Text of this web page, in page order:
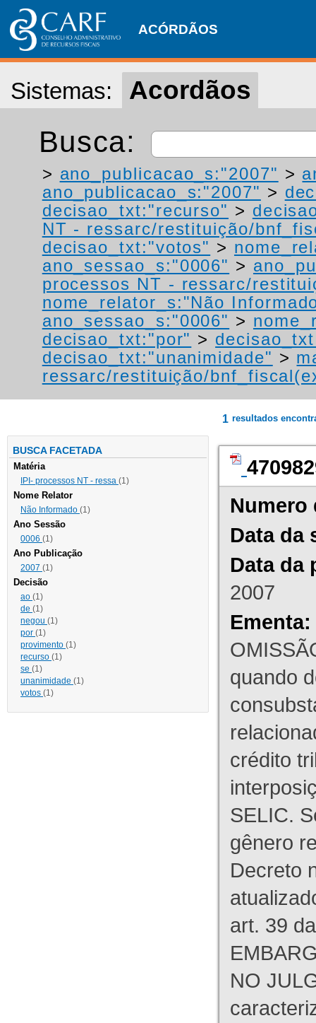
ACÓRDÃOS
Sistemas: Acordãos
Busca:
> ano_publicacao_s:"2007" >
ano_publicacao_s:"2007" >
decisao_txt:"recurso" >
NT - ressarc/restituição/
decisao_txt:"votos" >
ano_sessao_s:"0006" >
processos NT - ressarc/
nome_relator_s:"Não
ano_sessao_s:"0006" >
decisao_txt:"por" >
decisao_txt:"unanimidade" >
ressarc/restituição/
BUSCA FACETADA
Matéria
IPI- processos NT - ressa (1)
Nome Relator
Não Informado (1)
Ano Sessão
0006 (1)
Ano Publicação
2007 (1)
Decisão
ao (1)
de (1)
negou (1)
por (1)
provimento (1)
recurso (1)
se (1)
unanimidade (1)
votos (1)
1 resultados
Numero
Data da
Data da
2007
Ementa:
quando
crédito
SELIC.
gênero
Decreto
art. 39
NO